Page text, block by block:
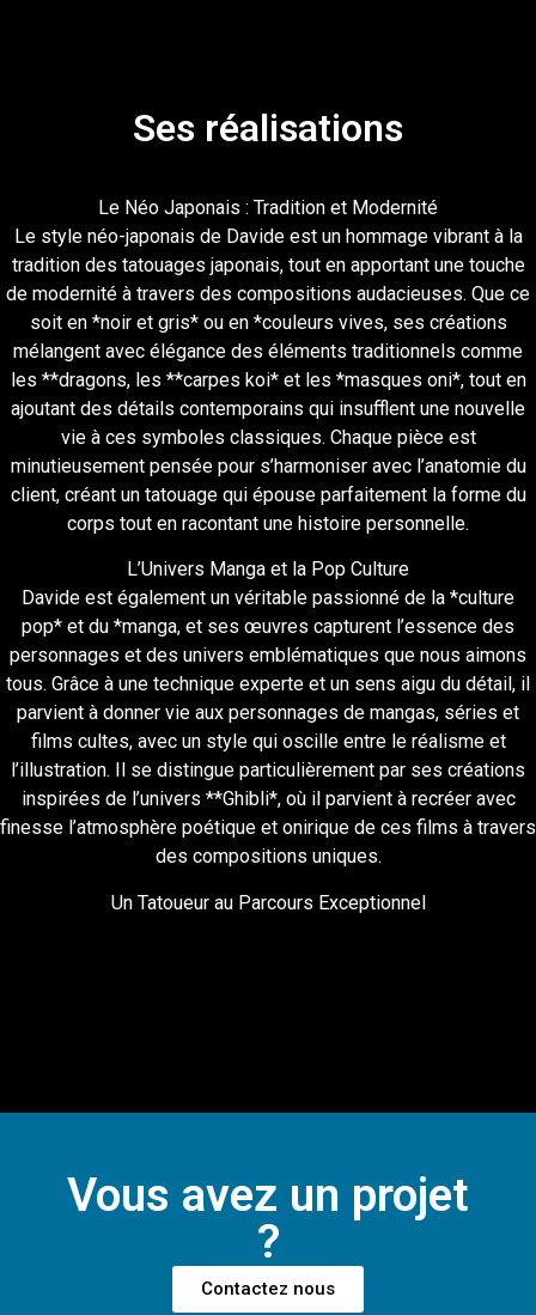
Ses réalisations
Le Néo Japonais : Tradition et Modernité
Le style néo-japonais de Davide est un hommage vibrant à la
tradition des tatouages japonais, tout en apportant une touche
de modernité à travers des compositions audacieuses. Que ce
soit en *noir et gris* ou en *couleurs vives, ses créations
mélangent avec élégance des éléments traditionnels comme
les **dragons, les **carpes koi* et les *masques oni*, tout en
ajoutant des détails contemporains qui insufflent une nouvelle
vie à ces symboles classiques. Chaque pièce est
minutieusement pensée pour s’harmoniser avec l’anatomie du
client, créant un tatouage qui épouse parfaitement la forme du
corps tout en racontant une histoire personnelle.
L’Univers Manga et la Pop Culture
Davide est également un véritable passionné de la *culture
pop* et du *manga, et ses œuvres capturent l’essence des
personnages et des univers emblématiques que nous aimons
tous. Grâce à une technique experte et un sens aigu du détail, il
parvient à donner vie aux personnages de mangas, séries et
films cultes, avec un style qui oscille entre le réalisme et
l’illustration. Il se distingue particulièrement par ses créations
inspirées de l’univers **Ghibli*, où il parvient à recréer avec
finesse l’atmosphère poétique et onirique de ces films à travers
des compositions uniques.
Un Tatoueur au Parcours Exceptionnel
Vous avez un projet
?
Contactez nous